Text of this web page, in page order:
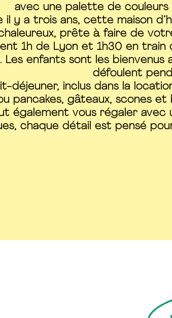
avec une palette de couleurs
il y a trois ans, cette maison
prête à faire de
1h de Lyon et 1h30 en train
Les enfants sont les
défoulent
déjeuner, inclus dans la
pancakes, gâteaux, scones
également vous régaler avec
chaque détail est pensé